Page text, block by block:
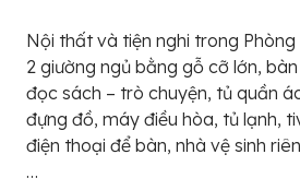
Nội thất và tiện nghi trong
2 giường ngủ bằng gỗ cỡ lớn,
đọc sách – trò chuyện, tủ quần
đựng đồ, máy điều hòa, tủ lạnh,
điện thoại để bàn, nhà vệ sinh
…